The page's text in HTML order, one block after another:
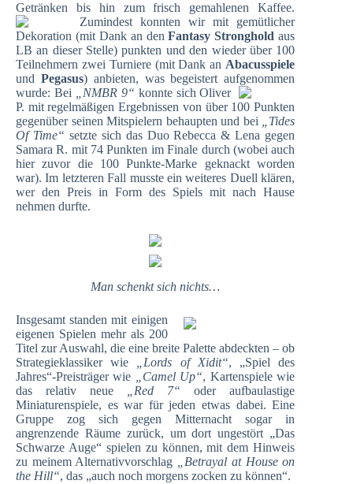
Getränken bis hin zum frisch gemahlenen Kaffee.
Zumindest konnten wir mit gemütlicher
Dekoration (mit Dank an denFantasy Stronghold aus
LB an dieser Stelle) punkten und den wieder über 100
Teilnehmern zwei Turniere (mit Dank an Abacusspiele
und Pegasus) anbieten, was begeistert aufgenommen
wurde: Bei „NMBR 9“ konnte sich Oliver
P. mit regelmäßigen Ergebnissen von über 100 Punkten
gegenüber seinen Mitspielern behaupten und bei
„Tides
Of Time“ setzte sich das Duo Rebecca & Lena gegen
Samara R. mit 74 Punkten im Finale durch (wobei auch
hier zuvor die 100 Punkte-Marke geknackt worden
war). Im letzteren Fall musste ein weiteres Duell klären,
wer den Preis in Form des Spiels mit nach Hause
nehmen durfte.
Man schenkt sich nichts…
Insgesamt standen mit einigen
eigenen Spielen mehr als 200
Titel zur Auswahl, die eine breite Palette abdeckten – ob
Strategieklassiker wie
„Lords of Xidit“, „Spiel des
Jahres“-Preisträger wie
„Camel Up“, Kartenspiele wie
das relativ neue
„Red 7“ oder aufbaulastige
Miniaturenspiele, es war für jeden etwas dabei. Eine
Gruppe zog sich gegen Mitternacht sogar in
angrenzende Räume zurück, um dort ungestört „Das
Schwarze Auge“ spielen zu können, mit dem Hinweis
zu meinem Alternativvorschlag
„Betrayal at House on
the Hill“, das „auch noch morgens zocken zu können“.